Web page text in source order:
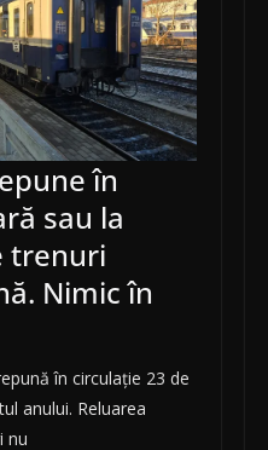
în
sau la
trenuri
Nimic în
în circulație 23 de
anului. Reluarea
nu